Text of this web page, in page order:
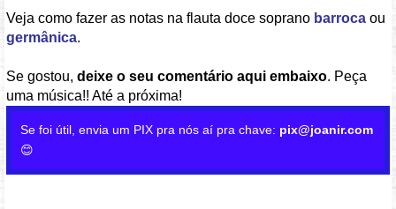
Veja como fazer as notas na flauta doce soprano barroca ou
germânica.
Se gostou, deixe o seu comentário aqui embaixo. Peça
uma música!! Até a próxima!
Se foi útil, envia um PIX pra nós aí pra chave: pix@joanir.com
😊